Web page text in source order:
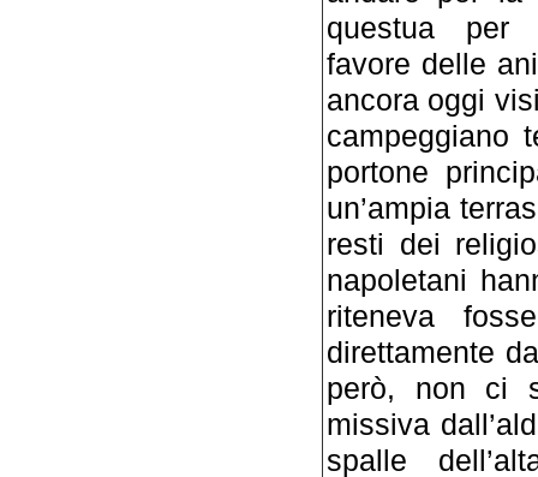
questua
favore delle
ancora oggi
campeggiano
portone
un’ampia
resti dei
napoletani
riteneva
direttamente
però, non ci
missiva
spalle